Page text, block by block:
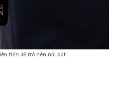
tiến để trở nên nổi bật